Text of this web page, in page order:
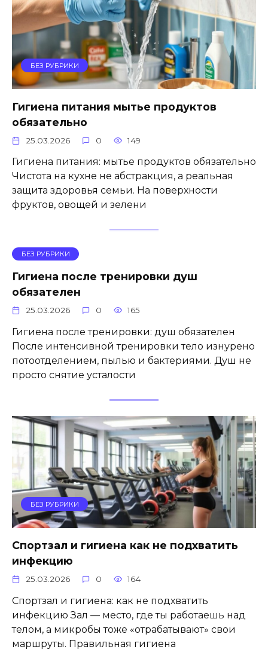
БЕЗ РУБРИКИ
Гигиена питания мытье продуктов
обязательно
25.03.2026 0 149
Гигиена питания: мытье продуктов обязательно
Чистота на кухне не абстракция, а реальная
защита здоровья семьи. На поверхности
фруктов, овощей и зелени
БЕЗ РУБРИКИ
Гигиена после тренировки душ
обязателен
25.03.2026 0 165
Гигиена после тренировки: душ обязателен
После интенсивной тренировки тело изнурено
потоотделением, пылью и бактериями. Душ не
просто снятие усталости
БЕЗ РУБРИКИ
Спортзал и гигиена как не подхватить
инфекцию
25.03.2026 0 164
Спортзал и гигиена: как не подхватить
инфекцию Зал — место, где ты работаешь над
телом, а микробы тоже «отрабатывают» свои
маршруты. Правильная гигиена